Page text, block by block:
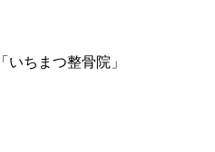
いちまつ整骨院」